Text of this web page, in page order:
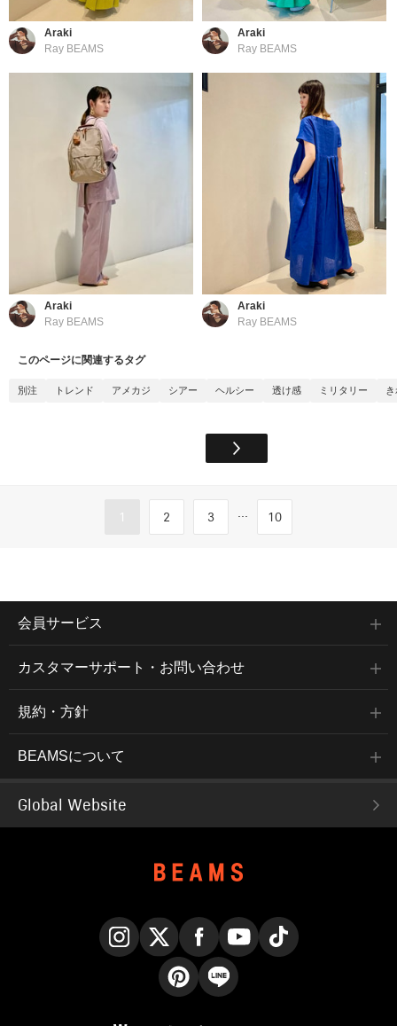
Araki
Ray BEAMS
Araki
Ray BEAMS
Araki
Ray BEAMS
Araki
Ray BEAMS
このページに関連するタグ
別注 トレンド アメカジ シアー ヘルシー 透け感 ミリタリー
1 2 3 ... 10
会員サービス
カスタマーサポート・お問い合わせ
規約・方針
BEAMSについて
Global Website